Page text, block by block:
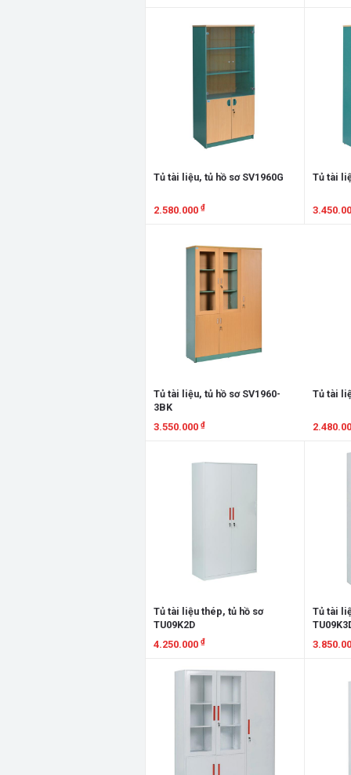
Tủ tài liệu, tủ hồ sơ SV1960G
2.580.000 ₫
Tủ tài
Tủ tài liệu, tủ hồ sơ SV1960-
3BK
3.550.000 ₫
Tủ tài
Xem
Tủ tài liệu thép, tủ hồ sơ
TU09K2D
4.250.000 ₫
Xem chi tiết
Tủ tài